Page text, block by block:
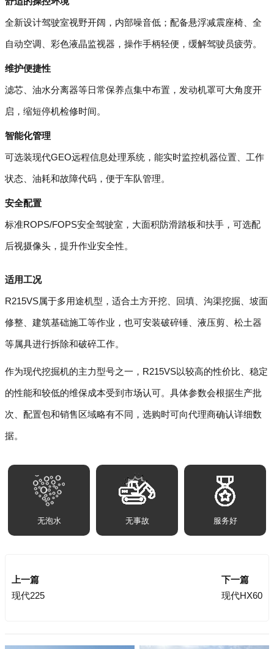
全新设计驾驶室视野开阔，内部噪音低；配备悬浮减震座椅、全
自动空调、彩色液晶监视器，操作手柄轻便，缓解驾驶员疲劳。
维护便捷性
滤芯、油水分离器等日常保养点集中布置，发动机罩可大角度开
启，缩短停机检修时间。
智能化管理
可选装现代GEO远程信息处理系统，能实时监控机器位置、工作
状态、油耗和故障代码，便于车队管理。
安全配置
标准ROPS/FOPS安全驾驶室，大面积防滑踏板和扶手，可选配
后视摄像头，提升作业安全性。
适用工况
R215VS属于多用途机型，适合土方开挖、回填、沟渠挖掘、坡面
修整、建筑基础施工等作业，也可安装破碎锤、液压剪、松土器
等属具进行拆除和破碎工作。
作为现代挖掘机的主力型号之一，R215VS以较高的性价比、稳定
的性能和较低的维保成本受到市场认可。具体参数会根据生产批
次、配置包和销售区域略有不同，选购时可向代理商确认详细数
据。
无泡水 无事故 服务好
上一篇
现代225
下一篇
现代HX60